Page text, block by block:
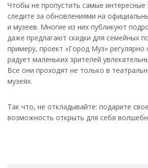
Чтобы не пропустить самые интересные
следите за обновлениями на
и музеев. Многие из них публикуют
даже предлагают скидки для семейных
примеру, проект «Город Муз»
радует маленьких зрителей
Все они проходят не только в
музеях.
Так что, не откладывайте: подарите
возможность открыть для себя